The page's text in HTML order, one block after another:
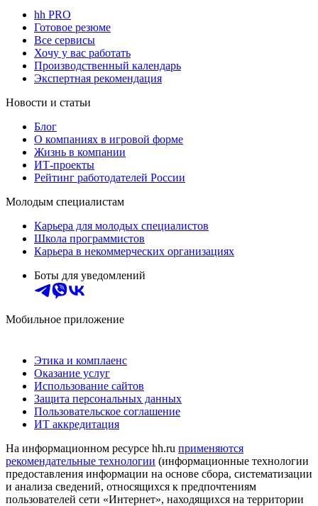
hh PRO
Готовое резюме
Все сервисы
Хочу у вас работать
Производственный календарь
Экспертная рекомендация
Новости и статьи
Блог
О компаниях в игровой форме
Жизнь в компании
ИТ-проекты
Рейтинг работодателей России
Молодым специалистам
Карьера для молодых специалистов
Школа программистов
Карьера в некоммерческих организациях
Боты для уведомлений
Мобильное приложение
Этика и комплаенс
Оказание услуг
Использование сайтов
Защита персональных данных
Пользовательское соглашение
ИТ аккредитация
На информационном ресурсе hh.ru применяются
рекомендательные технологии (информационные технологии
предоставления информации на основе сбора, систематизации
и анализа сведений, относящихся к предпочтениям
пользователей сети «Интернет», находящихся на территории